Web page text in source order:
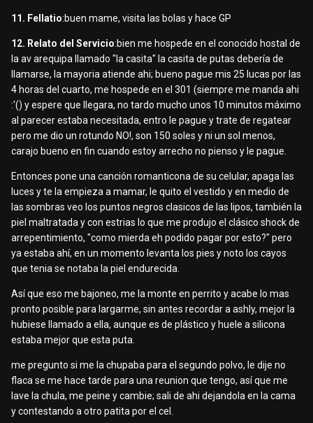
11. Fellatio:buen mame, visita las bolas y hace GP
12. Relato del Servicio:bien me hospede en el conocido hostal de
la av arequipa llamado "la casita" la casita de putas debería de
llamarse, la mayoria atiende ahi; bueno pague mis 25 lucas por las
4 horas del cuarto, me hospede en el 301 (siempre me manda ahi
:'() y espere que llegara, no tardo mucho unos 10 minutos máximo
al parecer estaba necesitada, entro le pague y trate de regatear
pero me dio un rotundo NO!, son 150 soles y ni un sol menos,
carajo bueno en fin cuando estoy arrecho no pienso y le pague.
Entonces pone una canción romanticona de su celular, apaga las
luces y te la empieza a mamar, le quito el vestido y en medio de
las sombras veo los puntos negros clasicos de las lipos, también la
piel maltratada y con estrias lo que me produjo el clásico shock de
arrepentimiento, "como mierda eh podido pagar por esto?" pero
ya estaba ahí, en un momento levanta los pies y noto los cayos
que tenia se notaba la piel endurecida.
Así que eso me bajoneo, me la monte en perrito y acabe lo mas
pronto posible para largarme, sin antes recordar a ashly, mejor la
hubiese llamado a ella, aunque es de plástico y huele a silicona
estaba mejor que esta puta.
me pregunto si me la chupaba para el segundo polvo, le dije no
flaca se me hace tarde para una reunion que tengo, así que me
lave la chula, me peine y cambie; sali de ahi dejandola en la cama
y contestando a otro patita por el cel.